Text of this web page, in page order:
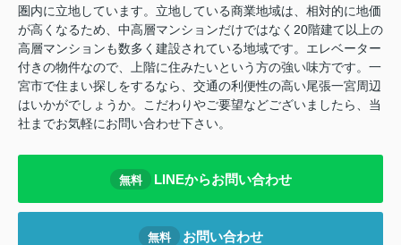
圏内に立地しています。立地している商業地域は、相対的に地価
が高くなるため、中高層マンションだけではなく20階建て以上の
高層マンションも数多く建設されている地域です。エレベーター
付きの物件なので、上階に住みたいという方の強い味方です。一
宮市で住まい探しをするなら、交通の利便性の高い尾張一宮周辺
はいかがでしょうか。こだわりやご要望などございましたら、当
社までお気軽にお問い合わせ下さい。
無料 LINEからお問い合わせ
無料 お問い合わせ